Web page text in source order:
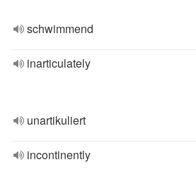
schwimmend
inarticulately
unartikuliert
incontinently